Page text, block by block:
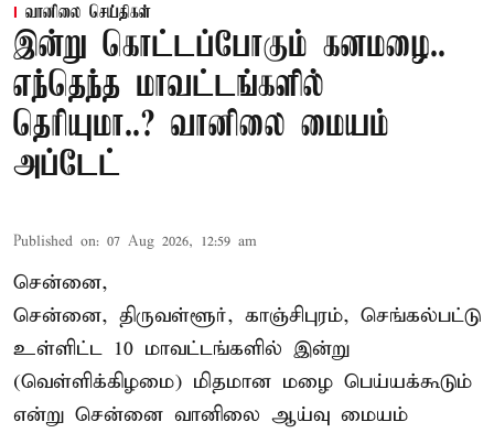
வானிலை செய்திகள்
இன்று கொட்டப்போகும் கனமழை..
எந்தெந்த மாவட்டங்களில்
தெரியுமா..? வானிலை மையம்
அப்டேட்
Published on: 07 Aug 2026, 12:59 am
சென்னை,
சென்னை, திருவள்ளூர், காஞ்சிபுரம், செங்கல்பட்டு
உள்ளிட்ட 10 மாவட்டங்களில் இன்று
(வெள்ளிக்கிழமை) மிதமான மழை பெய்யக்கூடும்
என்று சென்னை வானிலை ஆய்வு மையம்